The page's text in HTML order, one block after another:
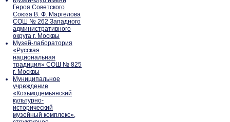
Героя Советского
Союза В. Ф. Маргелова
СОШ № 262 Западного
административного
округа г. Москвы
Музей-лаборатория
«Русская
национальная
традиция» СОШ № 825
г. Москвы
Муниципальное
учреждение
«Козьмодемьянский
культурно-
исторический
музейный комплекс»,